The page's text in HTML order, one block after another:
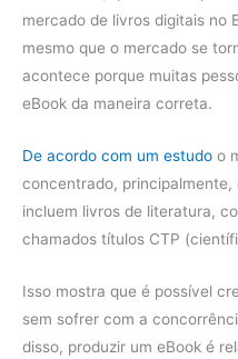
mercado de livros digitais no
mesmo que o mercado se
acontece porque muitas
eBook da maneira correta.
De acordo com um estudo o
concentrado, principalmente,
incluem livros de literatura,
chamados títulos CTP
Isso mostra que é possível
sem sofrer com a
disso, produzir um eBook é